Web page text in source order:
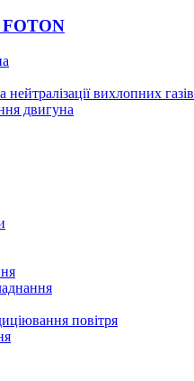
вихлопних газів
двигуна
повітря